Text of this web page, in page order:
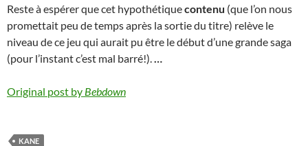
Reste à espérer que cet hypothétiquecontenu (que l’on nous
promettait peu de temps après la sortie du titre) relève le
niveau de ce jeu qui aurait pu être le début d’une grande saga
(pour l’instant c’est mal barré!).…
Original post by Bebdown
KANE